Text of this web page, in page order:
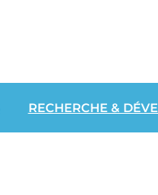
RECHERCHE &